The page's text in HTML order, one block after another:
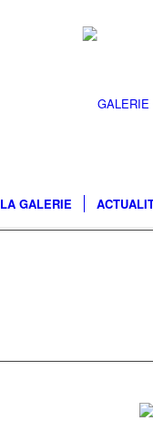
LA GALERIE